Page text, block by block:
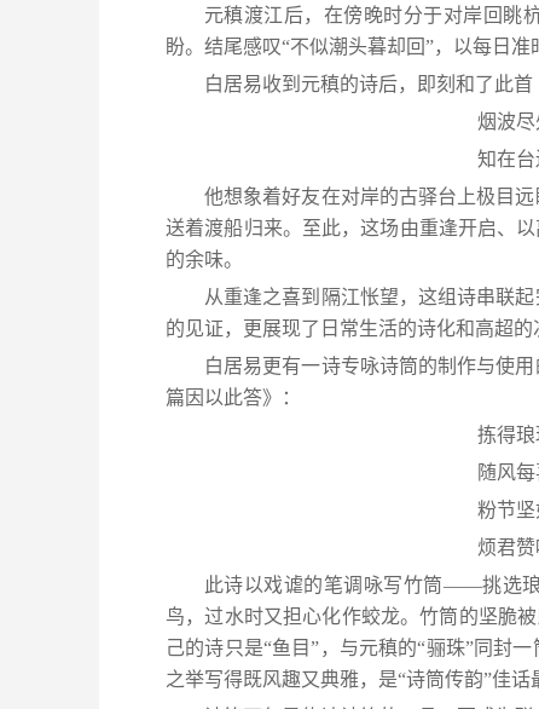
元稹渡江后，在傍晚时分于对岸回眺
盼。结尾感叹“不似潮头暮却回”，以每日
白居易收到元稹的诗后，即刻和了此首
烟波尽
知在台
他想象着好友在对岸的古驿台上极目
送着渡船归来。至此，这场由重逢开启、
的余味。
从重逢之喜到隔江怅望，这组诗串联
的见证，更展现了日常生活的诗化和高超
白居易更有一诗专咏诗筒的制作与使
篇因以此答》：
拣得琅
随风
粉节坚
烦君赞
此诗以戏谑的笔调咏写竹筒——挑选
鸟，过水时又担心化作蛟龙。竹筒的坚脆
己的诗只是“鱼目”，与元稹的“骊珠”同封
之举写得既风趣又典雅，是“诗筒传韵”佳话